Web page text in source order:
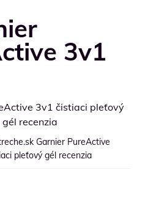
3v1
Garnier PureActive
pleťový gél recenzia